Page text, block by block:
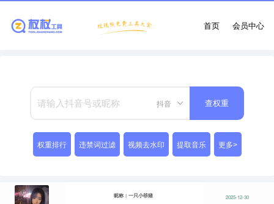
会员中心
首页
抖音 查权重
权重排行 违禁词过滤 视频去水印 提取音乐 更多>
昵称：一只小菲猪
2025-12-30